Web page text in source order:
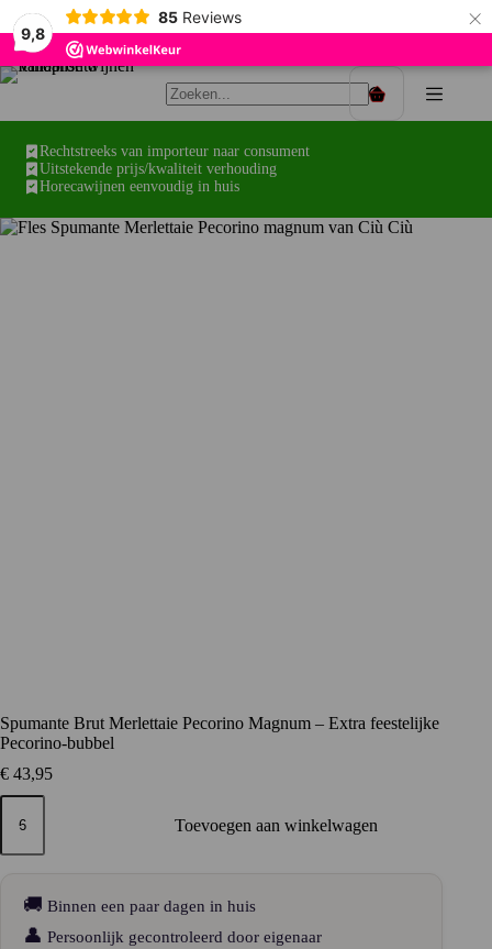
9,8
85 Reviews ×
Ga
Winkelwagen
Rechtstreeks van importeur naar consument
Uitstekende prijs/kwaliteit verhouding
Horecawijnen eenvoudig in huis
Spumante Brut Merlettaie Pecorino Magnum – Extra feestelijke
Pecorino-bubbel
€ 43,95
Spumante
Brut
Pecorino
Extra
feestelijke
Toevoegen aan winkelwagen
🚚 Binnen een paar dagen in huis
👤 Persoonlijk gecontroleerd door eigenaar